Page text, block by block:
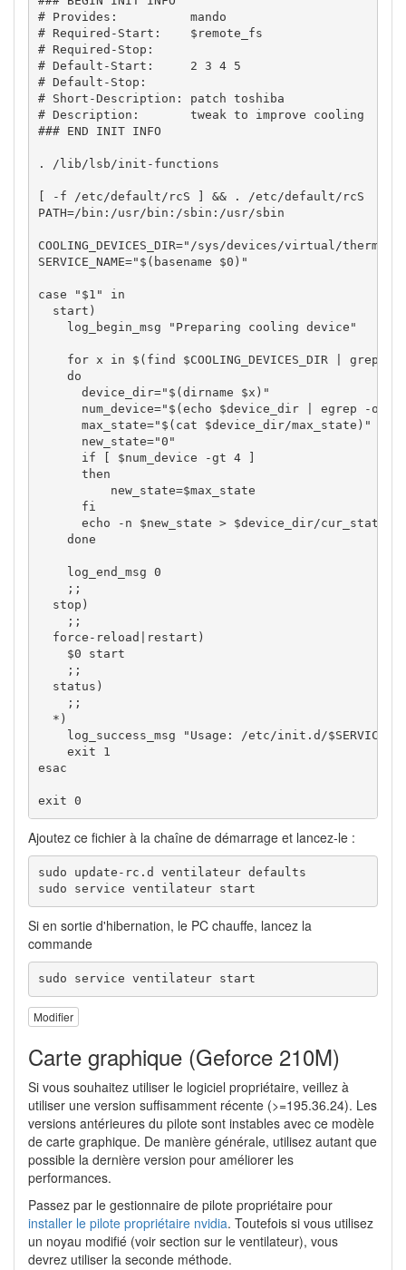
# Provides:          mando
# Required-Start:    $remote_fs
# Required-Stop:
# Default-Start:     2 3 4 5
# Default-Stop:
# Short-Description: patch toshiba
# Description:       tweak to improve cooling
### END INIT INFO
. / lib/ lsb/init-functions
-f /etc/default/ rcS && . /etc/default/
PATH=/ bin: /usr/ bin: /sbin: /usr/sbin
COOLING_DEVICES_DIR="/sys/devices/virtual/thermal"
SERVICE_NAME=" $(basename $0) "
case "$1"
in
  start
)
    log_begin_msg
"Preparing cooling device"
for x in $ ( find $COOLING_DEVICES_DIR grep
do
device_dir=" $(dirname $x) "
num_device=" $(echo $device_dir | egrep -o
max_state=" $(cat $device_dir/max_state) "
new_state="0"
if
$num_device -gt 4
then
new_state=$max_state
fi
echo
-n $new_state > $device_dir/cur_state;
done
    log_end_msg
0
;;
  stop
)
;;
  force-reload
restart )
$0 start
;;
  status
)
;;
* )
    log_success_msg
"Usage: /etc/init.d/
exit
1
esac
exit 0
Ajoutez ce fichier à la chaîne de démarrage et lancez-le :
sudo update-rc.d ventilateur defaults
sudo service ventilateur start
Si en sortie d'hibernation, le PC chauffe, lancez la
commande
sudo service ventilateur start
Modifier
Carte graphique (Geforce 210M)
Si vous souhaitez utiliser le logiciel propriétaire, veillez à
utiliser une version suffisamment récente (>=195.36.24). Les
versions antérieures du pilote sont instables avec ce modèle
de carte graphique. De manière générale, utilisez autant que
possible la dernière version pour améliorer les
performances.
Passez par le gestionnaire de pilote propriétaire pour
installer le pilote propriétaire nvidia. Toutefois si vous utilisez
un noyau modifié (voir section sur le ventilateur), vous
devrez utiliser la seconde méthode.